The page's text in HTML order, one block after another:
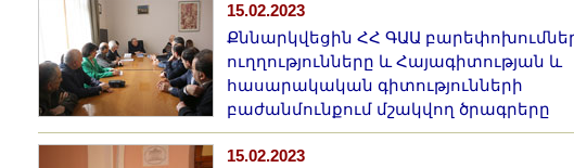
15.02.2023
Քննարկվեցին ՀՀ ԳԱԱ
ուղղությունները և Հայագիտության և
հասարակական գիտությունների
բաժանմունքում մշակվող ծրագրերը
15.02.2023